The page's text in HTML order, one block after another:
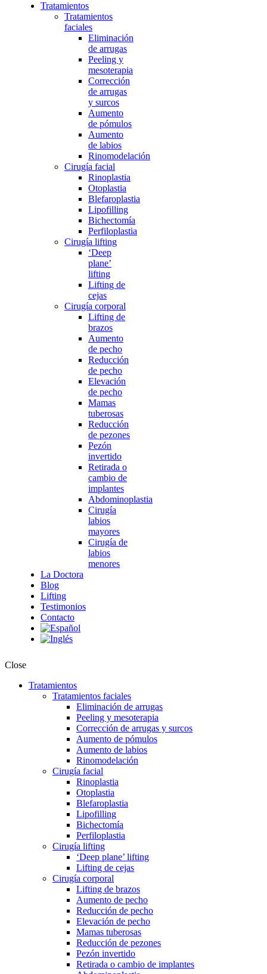
Tratamientos
Tratamientos
faciales
Eliminación
de arrugas
Peeling y
mesoterapia
Corrección
de arrugas
y surcos
Aumento
de pómulos
Aumento
de labios
Rinomodelación
Cirugía facial
Rinoplastia
Otoplastia
Blefaroplastia
Lipofilling
Bichectomía
Perfiloplastia
Cirugía lifting
‘Deep
plane’
lifting
Lifting de
cejas
Cirugía corporal
Lifting de
brazos
Aumento
de pecho
Reducción
de pecho
Elevación
de pecho
Mamas
tuberosas
Reducción
de pezones
Pezón
invertido
Retirada o
cambio de
implantes
Abdominoplastia
Cirugía
labios
mayores
Cirugía de
labios
menores
La Doctora
Blog
Lifting
Testimonios
Contacto
Close
Tratamientos
Tratamientos faciales
Eliminación de arrugas
Peeling y mesoterapia
Corrección de arrugas y surcos
Aumento de pómulos
Aumento de labios
Rinomodelación
Cirugía facial
Rinoplastia
Otoplastia
Blefaroplastia
Lipofilling
Bichectomía
Perfiloplastia
Cirugía lifting
‘Deep plane’ lifting
Lifting de cejas
Cirugía corporal
Lifting de brazos
Aumento de pecho
Reducción de pecho
Elevación de pecho
Mamas tuberosas
Reducción de pezones
Pezón invertido
Retirada o cambio de implantes